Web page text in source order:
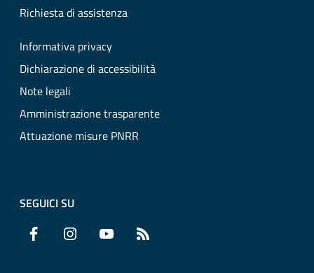
Richiesta di assistenza
Informativa privacy
Dichiarazione di accessibilità
Note legali
Amministrazione trasparente
Attuazione misure PNRR
SEGUICI SU
Facebook Instagram YouTube